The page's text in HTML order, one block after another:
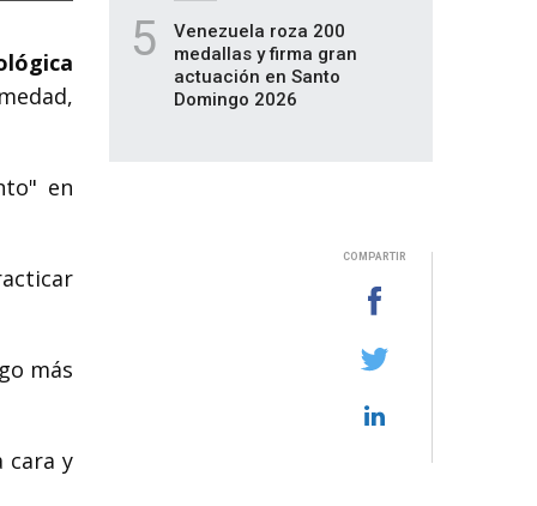
en
más
cara y
5
Venezuela roza 200
medallas y firma gran
actuación en Santo
Domingo 2026
COMPARTIR